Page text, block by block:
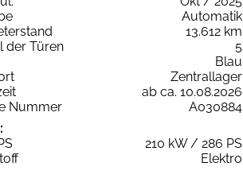
Automatik
13.612 km
der Türen
5
Blau
Zentrallager
ab ca. 10.08.2026
Nummer
A030884
210 kW / 286 PS
Elektro